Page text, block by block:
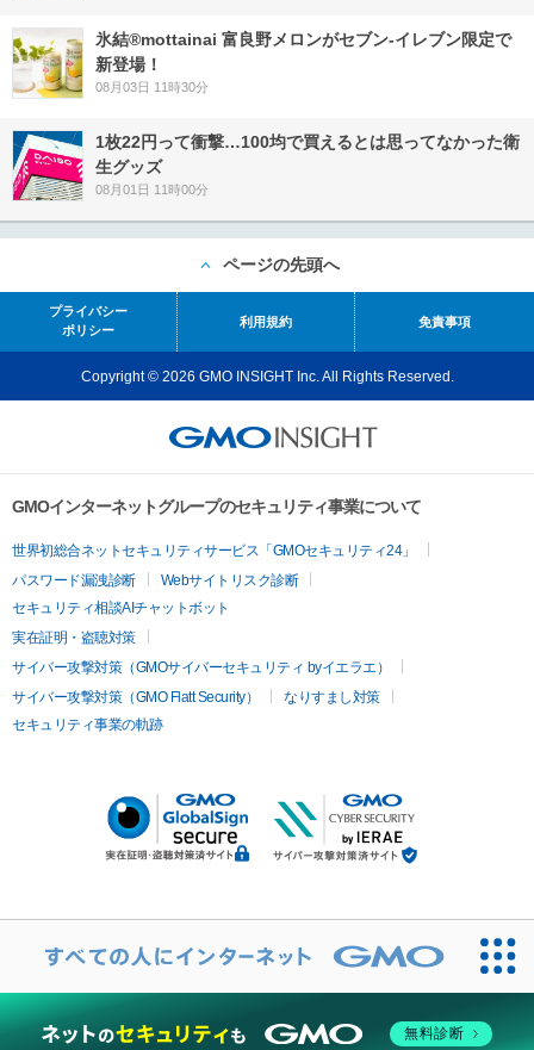
氷結®mottainai 富良野メロンがセブン‐イレブン限定で
新登場！
08月03日 11時30分
1枚22円って衝撃…100均で買えるとは思ってなかった衛
生グッズ
08月01日 11時00分
ページの先頭へ
プライバシー
ポリシー
利用規約 免責事項
Copyright © 2026 GMO INSIGHT Inc. All Rights Reserved.
GMOインターネットグループのセキュリティ事業について
世界初総合ネットセキュリティサービス「GMOセキュリティ24」
パスワード漏洩診断
Webサイトリスク診断
セキュリティ相談AIチャットボット
実在証明・盗聴対策
サイバー攻撃対策（GMOサイバーセキュリティ byイエラエ）
サイバー攻撃対策（GMO Flatt Security）
なりすまし対策
セキュリティ事業の軌跡
無料診断